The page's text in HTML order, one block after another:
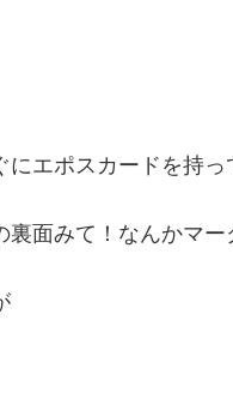
にエポスカードを持
裏面みて！なんかマー